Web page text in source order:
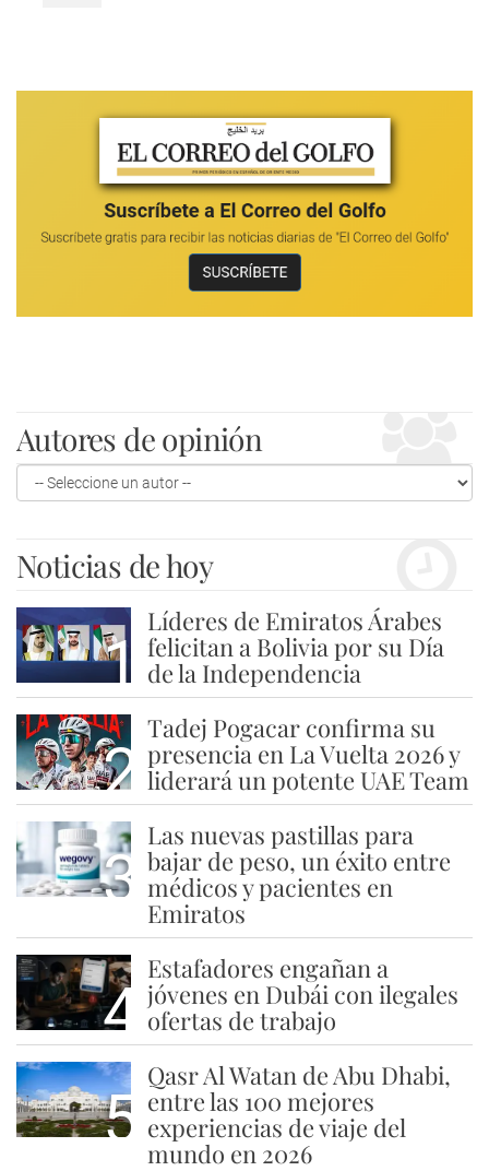
Autores de opinión
Noticias de hoy
1
Líderes de Emiratos Árabes
felicitan a Bolivia por su Día
de la Independencia
2
Tadej Pogacar confirma su
presencia en La Vuelta 2026 y
liderará un potente UAE Team
3
Las nuevas pastillas para
bajar de peso, un éxito entre
médicos y pacientes en
Emiratos
4
Estafadores engañan a
jóvenes en Dubái con ilegales
ofertas de trabajo
5
Qasr Al Watan de Abu Dhabi,
entre las 100 mejores
experiencias de viaje del
mundo en 2026